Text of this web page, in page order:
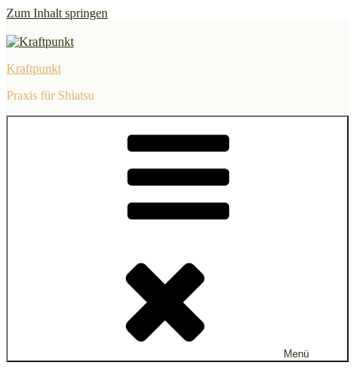
Zum Inhalt springen
Kraftpunkt
Praxis für Shiatsu
Menü